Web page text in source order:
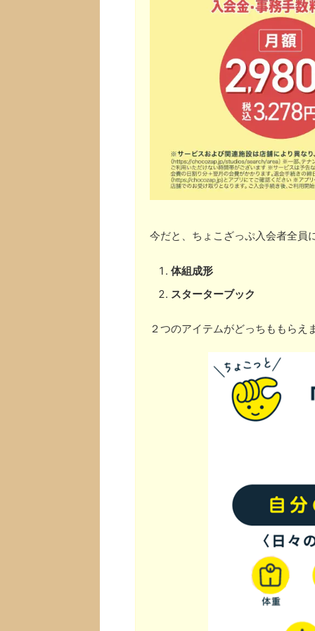
今だと、ちょこざっぷ入会者全員
体組成形
スターターブック
２つのアイテムがどっちももらえ